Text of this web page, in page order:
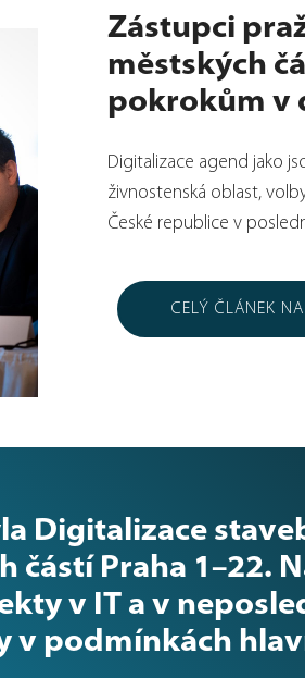
Zástupci
městských
pokrokům v
Digitalizace agend jako
živnostenská oblast,
České republice v
CELÝ ČLÁNEK
Digitalizace
částí Praha 1–22.
v IT a v
v podmínkách